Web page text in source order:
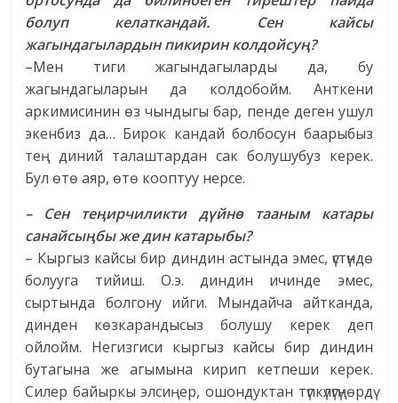
болуп келаткандай. Сен кайсы
жагындагылардын пикирин колдойсуң?
–Мен тиги жагындагыларды да, бу
жагындагыларын да колдобойм. Анткени
аркимисинин өз чындыгы бар, пенде деген ушул
экенбиз да… Бирок кандай болбосун баарыбыз
тең диний талаштардан сак болушубуз керек.
Бул өтө аяр, өтө кооптуу нерсе.
– Сен теңирчиликти дүйнө тааным катары
санайсыңбы же дин катарыбы?
– Кыргыз кайсы бир диндин астында эмес, үстүндө
болууга тийиш. О.э. диндин ичинде эмес,
сыртында болгону ийги. Мындайча айтканда,
динден көзкарандысыз болушу керек деп
ойлойм. Негизгиси кыргыз кайсы бир диндин
бутагына же агымына кирип кетпеши керек.
Силер байыркы элсиңер, ошондуктан түпкүлүгүңөрдү